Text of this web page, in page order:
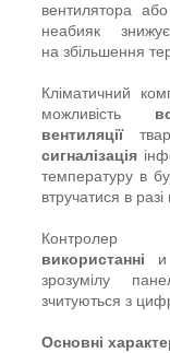
вентилятора
неабияк
на збільшення
Кліматичний
можливість
вентиляції
сигналізація
температуру в
втручатися в
використанні
зрозумілу
зчитуються з
Основні